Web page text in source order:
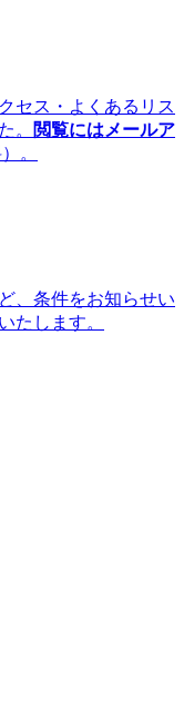
セス・よくあるリス
。
閲覧にはメールア
。
、条件をお知らせい
たします。